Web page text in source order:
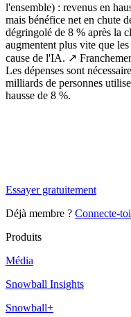
l'ensemble) : revenus en
mais bénéfice net en chute
dégringolé de 8 % après la
augmentent plus vite que
cause de l'IA. ↗️
Les dépenses sont
milliards de personnes
hausse de 8 %.
Essayer gratuitement
Déjà membre ? Connecte-toi
Produits
Média
Snowball Insights
Snowball+